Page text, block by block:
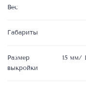
Вес
Габариты
Размер
выкройки
15 мм/